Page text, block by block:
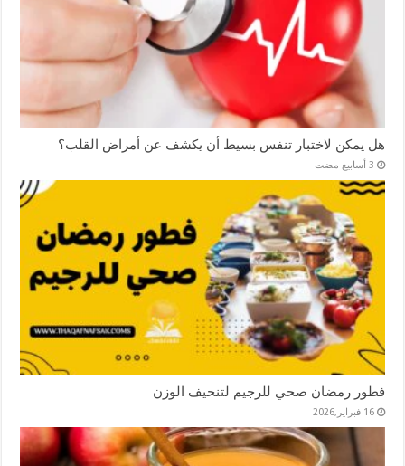
هل يمكن لاختبار تنفس بسيط أن يكشف عن أمراض القلب؟
فطور رمضان صحي للرجيم لتنحيف الوزن
16 فبراير,2026